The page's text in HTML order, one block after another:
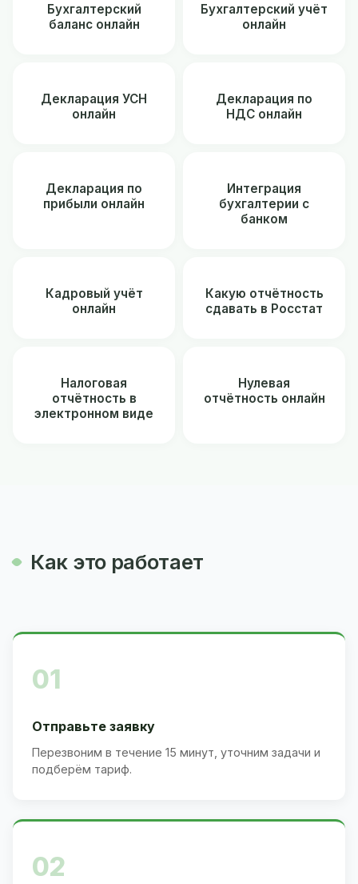
Бухгалтерский
баланс онлайн
Бухгалтерский учёт
онлайн
Декларация УСН
онлайн
Декларация по
НДС онлайн
Декларация по
прибыли онлайн
Интеграция
бухгалтерии с
банком
Кадровый учёт
онлайн
Какую отчётность
сдавать в Росстат
Налоговая
отчётность в
электронном виде
Нулевая
отчётность онлайн
Как это работает
01
Отправьте заявку
Перезвоним в течение 15 минут, уточним задачи и
подберём тариф.
02